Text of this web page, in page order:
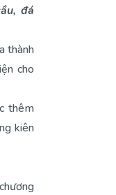
đá
thành
cho
thêm
kiên